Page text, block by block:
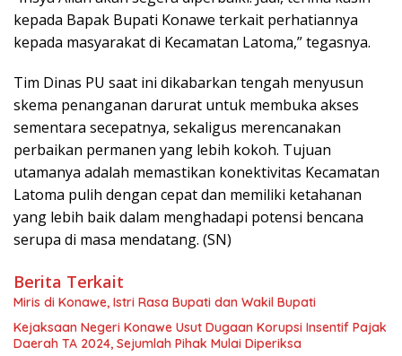
kepada Bapak Bupati Konawe terkait perhatiannya
kepada masyarakat di Kecamatan Latoma,” tegasnya.
Tim Dinas PU saat ini dikabarkan tengah menyusun
skema penanganan darurat untuk membuka akses
sementara secepatnya, sekaligus merencanakan
perbaikan permanen yang lebih kokoh. Tujuan
utamanya adalah memastikan konektivitas Kecamatan
Latoma pulih dengan cepat dan memiliki ketahanan
yang lebih baik dalam menghadapi potensi bencana
serupa di masa mendatang. (SN)
Berita Terkait
Miris di Konawe, Istri Rasa Bupati dan Wakil Bupati
Kejaksaan Negeri Konawe Usut Dugaan Korupsi Insentif Pajak
Daerah TA 2024, Sejumlah Pihak Mulai Diperiksa